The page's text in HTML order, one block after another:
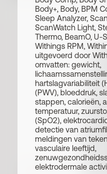
Body+, Body, BPM
Sleep Analyzer,
ScanWatch Light,
Thermo, BeamO, U-
Withings RPM,
uitgevoerd door
omvatten: gewicht,
hartslagvariabiliteit
(PWV), bloeddruk,
stappen, calorieën,
temperatuur,
(SpO2),
detectie van
meldingen van
vasculaire leeftijd,
elektrodermale
Ademhalingssysteem